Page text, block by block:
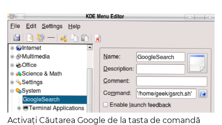
Activați Căutarea Google de la tasta de comandă